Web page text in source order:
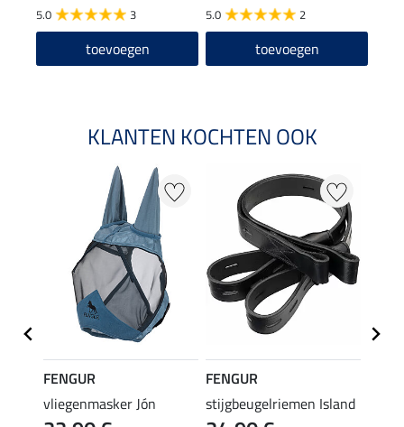
5.0 3
toevoegen
5.0 2
toevoegen
KLANTEN KOCHTEN OOK
FENGUR
vliegenmasker Jón
FENGUR
stijgbeugelriemen Island